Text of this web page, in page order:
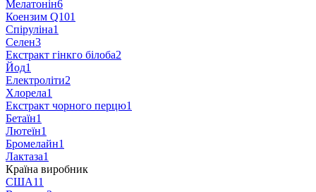
Мелатонін6
Коензим Q101
Спіруліна1
Селен3
Екстракт гінкго білоба2
Йод1
Електроліти2
Хлорела1
Екстракт чорного перцю1
Бетаїн1
Лютеїн1
Бромелайн1
Лактаза1
Країна виробник
США11